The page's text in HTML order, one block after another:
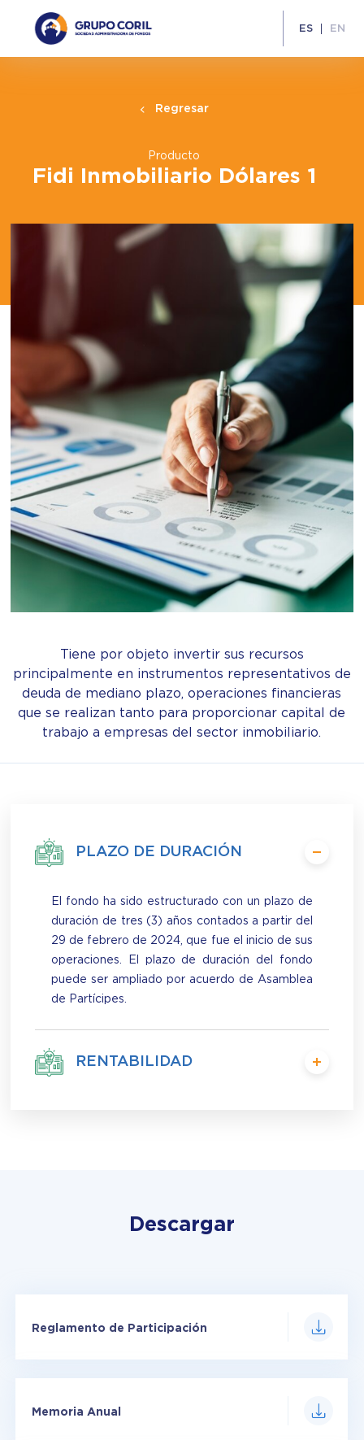
ES EN
Regresar
Producto
Fidi Inmobiliario Dólares 1
Tiene por objeto invertir sus recursos
principalmente en instrumentos representativos de
deuda de mediano plazo, operaciones financieras
que se realizan tanto para proporcionar capital de
trabajo a empresas del sector inmobiliario.
PLAZO DE DURACIÓN
El fondo ha sido estructurado con un plazo de
duración de tres (3) años contados a partir del
29 de febrero de 2024, que fue el inicio de sus
operaciones. El plazo de duración del fondo
puede ser ampliado por acuerdo de Asamblea
de Partícipes.
RENTABILIDAD
Descargar
Reglamento de Participación
Memoria Anual